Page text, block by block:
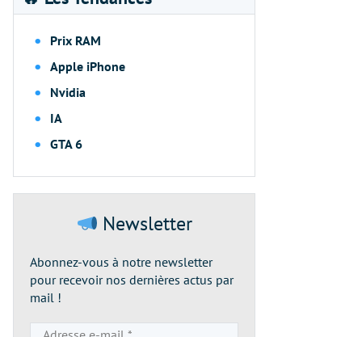
Prix RAM
Apple iPhone
Nvidia
IA
GTA 6
Newsletter
Abonnez-vous à notre newsletter
pour recevoir nos dernières actus par
mail !